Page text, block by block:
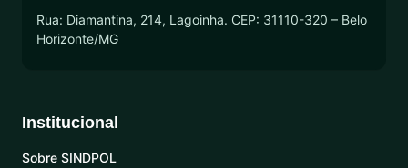
Rua: Diamantina, 214, Lagoinha. CEP: 31110-320 – Belo
Horizonte/MG
Institucional
Sobre SINDPOL